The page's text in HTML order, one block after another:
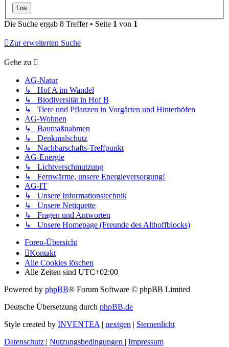
Die Suche ergab 8 Treffer • Seite 1 von 1
Zur erweiterten Suche
Gehe zu
AG-Natur
↳ Hof A im Wandel
↳ Biodiversität in Hof B
↳ Tiere und Pflanzen in Vorgärten und Hinterhöfen
AG-Wohnen
↳ Baumaßnahmen
↳ Denkmalschutz
↳ Nachbarschafts-Treffpunkt
AG-Energie
↳ Lichtverschmutzung
↳ Fernwärme, unsere Energieversorgung!
AG-IT
↳ Unsere Informationstechnik
↳ Unsere Netiquette
↳ Fragen und Antworten
↳ Unsere Homepage (Freunde des Althoffblocks)
Foren-Übersicht
Kontakt
Alle Cookies löschen
Alle Zeiten sind UTC+02:00
Powered by phpBB® Forum Software © phpBB Limited
Deutsche Übersetzung durch phpBB.de
Style created by INVENTEA | nextgen | Sternenlicht
Datenschutz | Nutzungsbedingungen | Impressum